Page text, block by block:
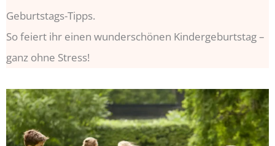
Geburtstags-Tipps.
So feiert ihr einen wunderschönen Kindergeburtstag –
ganz ohne Stress!